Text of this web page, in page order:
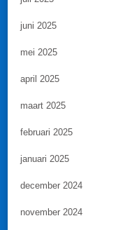
juni 2025
mei 2025
april 2025
maart 2025
februari 2025
januari 2025
december 2024
november 2024